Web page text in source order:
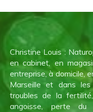
Christine Louis :
en cabinet, en
entreprise, à domicile,
Marseille et dans
troubles de la
angoisse, perte du